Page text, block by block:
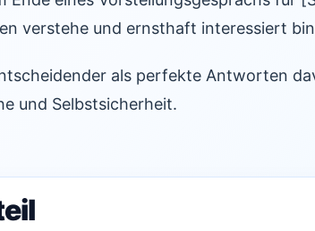
verstehe und ernsthaft interessiert
als perfekte Antworten
und Selbstsicherheit.